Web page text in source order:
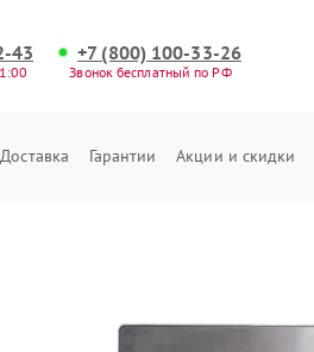
43 +7 (800) 100-33-26
Звонок бесплатный по РФ
Доставка Гарантии Акции и скидки